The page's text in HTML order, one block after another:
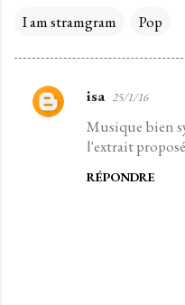
I am stramgram
Pop
C
isa 25/1/16
Musique bien
l'extrait
RÉPONDRE